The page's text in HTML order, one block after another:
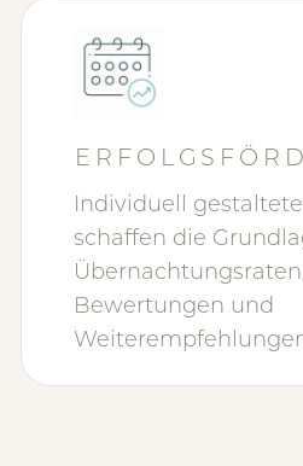
Individuell
schaffen die
Bewertungen und